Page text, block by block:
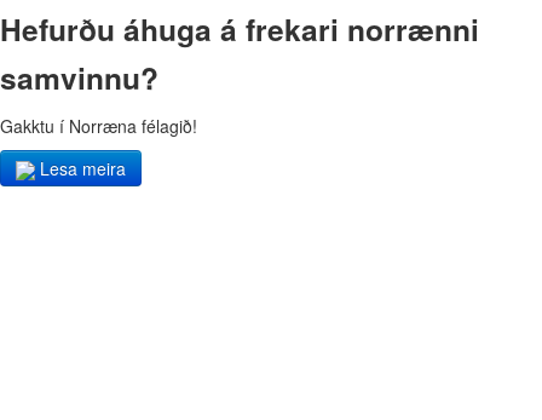
Hefurðu áhuga á frekari norrænni
samvinnu?
Gakktu í Norræna félagið!
Lesa meira